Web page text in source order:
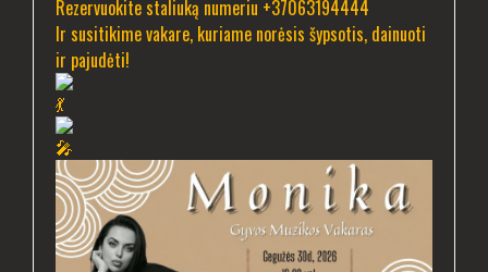
Rezervuokite staliuką numeriu +37063194444
Ir susitikime vakare, kuriame norėsis šypsotis, dainuoti
ir pajudėti!